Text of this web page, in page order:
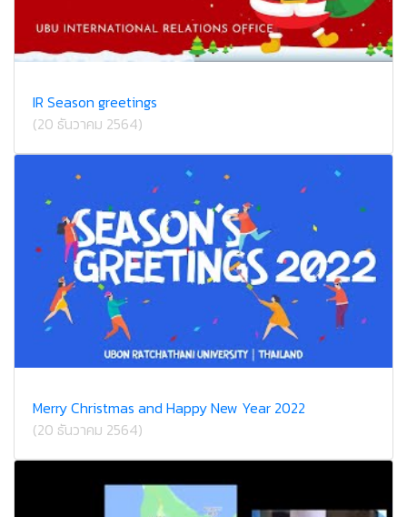
IR Season greetings
(20 ธันวาคม 2564)
Merry Christmas and Happy New Year 2022
(20 ธันวาคม 2564)